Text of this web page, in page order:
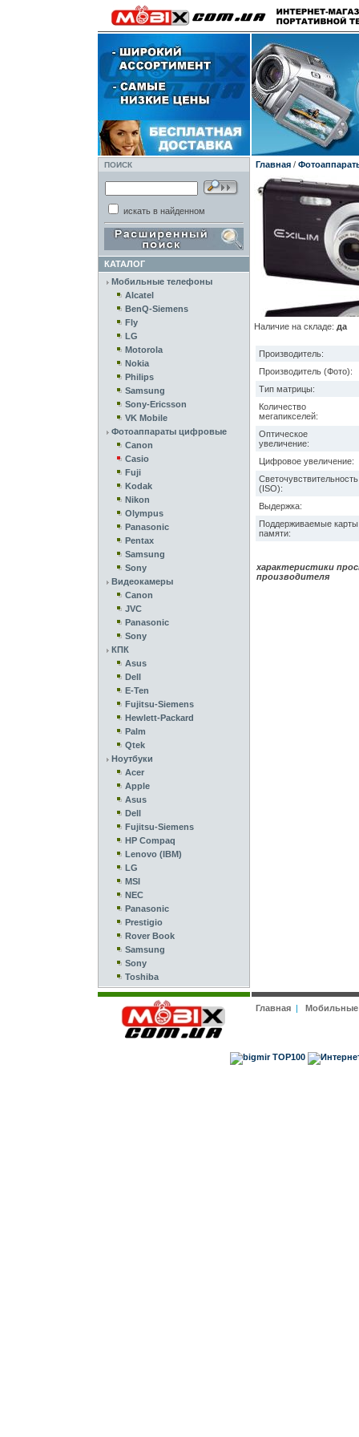
ПОИСК
искать в найденном
КАТАЛОГ
Мобильные телефоны
Alcatel
BenQ-Siemens
Fly
LG
Motorola
Nokia
Philips
Samsung
Sony-Ericsson
VK Mobile
Фотоаппараты цифровые
Canon
Casio
Fuji
Kodak
Nikon
Olympus
Panasonic
Pentax
Samsung
Sony
Видеокамеры
Canon
JVC
Panasonic
Sony
КПК
Asus
Dell
E-Ten
Fujitsu-Siemens
Hewlett-Packard
Palm
Qtek
Ноутбуки
Acer
Apple
Asus
Dell
Fujitsu-Siemens
HP Compaq
Lenovo (IBM)
LG
MSI
NEC
Panasonic
Prestigio
Rover Book
Samsung
Sony
Toshiba
Главная/
Наличие на складе: да
Производитель:
Производитель (Фото):
Тип матрицы:
Количество
мегапикселей:
Оптическое
увеличение:
Цифровое увеличение:
Светочувствительность
(ISO):
Выдержка:
Поддерживаемые карты
памяти:
характеристики
производителя
Главная|